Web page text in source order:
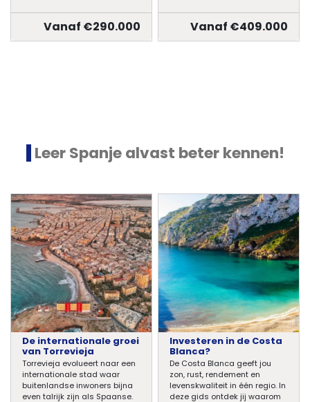
Vanaf €290.000 Vanaf €409.000
Leer Spanje alvast beter kennen!
De internationale groei
van Torrevieja
Torrevieja evolueert naar een
internationale stad waar
buitenlandse inwoners bijna
even talrijk zijn als Spaanse.
Investeren in de Costa
Blanca?
De Costa Blanca geeft jou
zon, rust, rendement en
levenskwaliteit in één regio. In
deze gids ontdek jij waarom